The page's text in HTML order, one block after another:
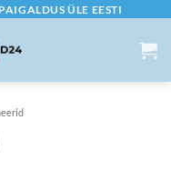
ÜLE EESTI